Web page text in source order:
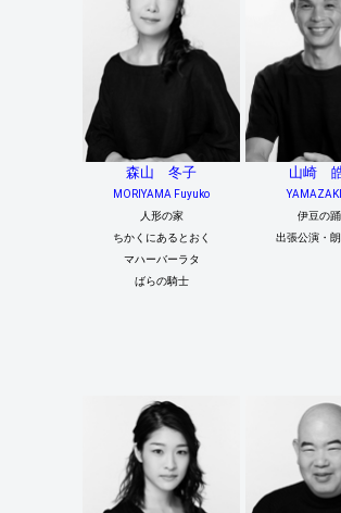
森山 冬子
MORIYAMA Fuyuko
人形の家
ちかくにあるとおく
マハーバーラタ
ばらの騎士
山崎
伊豆の
出張公演・